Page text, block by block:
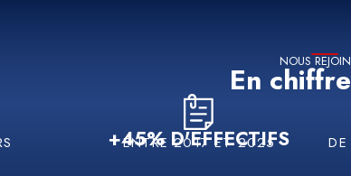
NOUS
En
+45% D'EFFECTIFS
ENTRE 2017 ET 2025